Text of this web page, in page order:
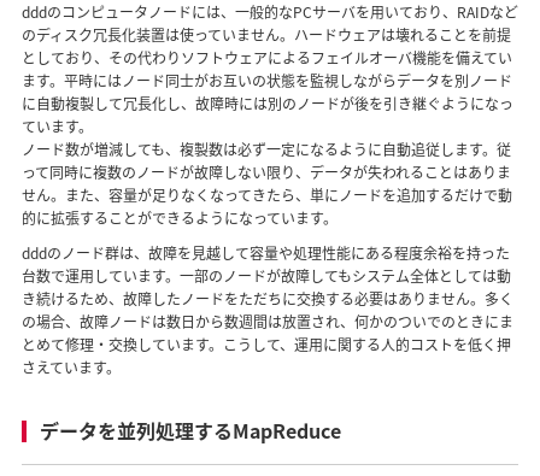
dddのコンピュータノードには、一般的なPCサーバを用いており、RAIDなど
のディスク冗長化装置は使っていません。ハードウェアは壊れることを前提
としており、その代わりソフトウェアによるフェイルオーバ機能を備えてい
ます。平時にはノード同士がお互いの状態を監視しながらデータを別ノード
に自動複製して冗長化し、故障時には別のノードが後を引き継ぐようになっ
ています。
ノード数が増減しても、複製数は必ず一定になるように自動追従します。従
って同時に複数のノードが故障しない限り、データが失われることはありま
せん。また、容量が足りなくなってきたら、単にノードを追加するだけで動
的に拡張することができるようになっています。
dddのノード群は、故障を見越して容量や処理性能にある程度余裕を持った
台数で運用しています。一部のノードが故障してもシステム全体としては動
き続けるため、故障したノードをただちに交換する必要はありません。多く
の場合、故障ノードは数日から数週間は放置され、何かのついでのときにま
とめて修理・交換しています。こうして、運用に関する人的コストを低く押
さえています。
データを並列処理するMapReduce